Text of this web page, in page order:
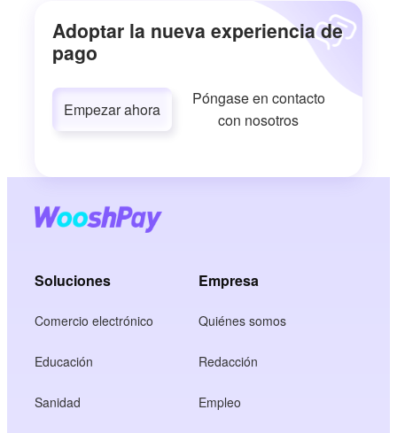
Adoptar la nueva experiencia de
pago
Empezar ahora
Póngase en contacto
con nosotros
Soluciones
Comercio electrónico
Educación
Sanidad
Empresa
Quiénes somos
Redacción
Empleo